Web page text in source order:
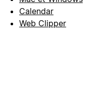
Calendar
Web Clipper